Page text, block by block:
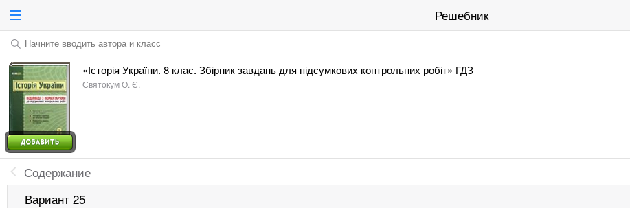
Решебник
Начните вводить автора и класс
«Історія України. 8 клас. Збірник завдань для підсумкових контрольних робіт» ГДЗ
Святокум О. Є.
Содержание
Вариант 25